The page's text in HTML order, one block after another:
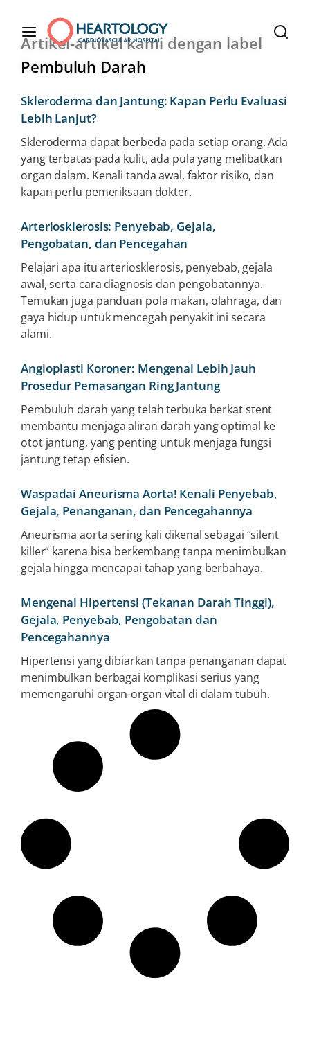
Artikel-artikel kami dengan label
Pembuluh Darah
Skleroderma dan Jantung: Kapan Perlu Evaluasi
Lebih Lanjut?
Skleroderma dapat berbeda pada setiap orang. Ada
yang terbatas pada kulit, ada pula yang melibatkan
organ dalam. Kenali tanda awal, faktor risiko, dan
kapan perlu pemeriksaan dokter.
Arteriosklerosis: Penyebab, Gejala,
Pengobatan, dan Pencegahan
Pelajari apa itu arteriosklerosis, penyebab, gejala
awal, serta cara diagnosis dan pengobatannya.
Temukan juga panduan pola makan, olahraga, dan
gaya hidup untuk mencegah penyakit ini secara
alami.
Angioplasti Koroner: Mengenal Lebih Jauh
Prosedur Pemasangan Ring Jantung
Pembuluh darah yang telah terbuka berkat stent
membantu menjaga aliran darah yang optimal ke
otot jantung, yang penting untuk menjaga fungsi
jantung tetap efisien.
Waspadai Aneurisma Aorta! Kenali Penyebab,
Gejala, Penanganan, dan Pencegahannya
Aneurisma aorta sering kali dikenal sebagai “silent
killer” karena bisa berkembang tanpa menimbulkan
gejala hingga mencapai tahap yang berbahaya.
Mengenal Hipertensi (Tekanan Darah Tinggi),
Gejala, Penyebab, Pengobatan dan
Pencegahannya
Hipertensi yang dibiarkan tanpa penanganan dapat
menimbulkan berbagai komplikasi serius yang
memengaruhi organ-organ vital di dalam tubuh.